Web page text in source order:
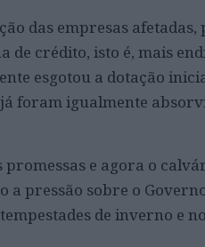
das empresas afetadas,
de crédito, isto é, mais
esgotou a dotação
foram igualmente
e agora o
a pressão sobre o
de inverno e